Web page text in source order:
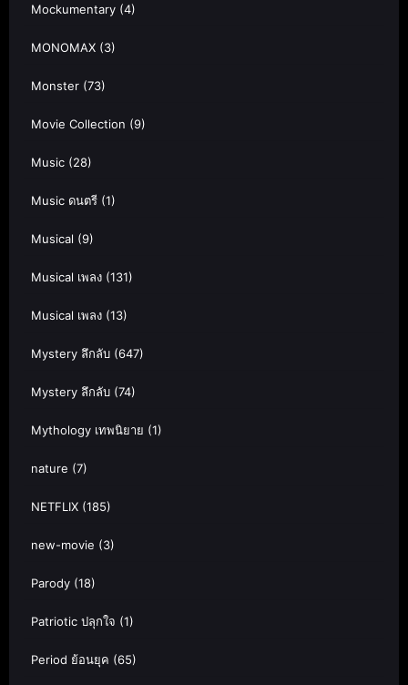
Mockumentary (4)
MONOMAX (3)
Monster (73)
Movie Collection (9)
Music (28)
Music ดนตรี (1)
Musical (9)
Musical เพลง (131)
Musical เพลง (13)
Mystery ลึกลับ (647)
Mystery ลึกลับ (74)
Mythology เทพนิยาย (1)
nature (7)
NETFLIX (185)
new-movie (3)
Parody (18)
Patriotic ปลุกใจ (1)
Period ย้อนยุค (65)